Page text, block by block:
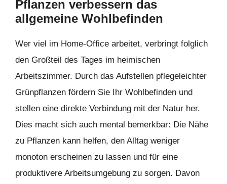
Pflanzen verbessern das
allgemeine Wohlbefinden
Wer viel im Home-Office arbeitet, verbringt folglich
den Großteil des Tages im heimischen
Arbeitszimmer. Durch das Aufstellen pflegeleichter
Grünpflanzen fördern Sie Ihr Wohlbefinden und
stellen eine direkte Verbindung mit der Natur her.
Dies macht sich auch mental bemerkbar: Die Nähe
zu Pflanzen kann helfen, den Alltag weniger
monoton erscheinen zu lassen und für eine
produktivere Arbeitsumgebung zu sorgen. Davon